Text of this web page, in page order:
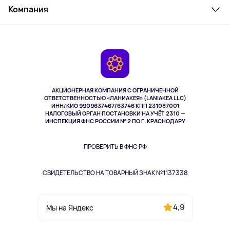
АКЦИОНЕРНАЯ КОМПАНИЯ С ОГРАНИЧЕННОЙ
ОТВЕТСТВЕННОСТЬЮ «ЛАНИАКЕЯ» (LANIAKEA LLC)
ИНН/КИО 9909637467/63746 КПП 231087001
НАЛОГОВЫЙ ОРГАН ПОСТАНОВКИ НА УЧЁТ 2310 —
ИНСПЕКЦИЯ ФНС РОССИИ № 2 ПО Г. КРАСНОДАРУ
ПРОВЕРИТЬ В ФНС РФ
СВИДЕТЕЛЬСТВО НА ТОВАРНЫЙ ЗНАК №1137338
Мы на Яндекс 4,9
Косметика и уход
Здоровье питомцев
Одежда и аксессуары
Как заказать
Компания